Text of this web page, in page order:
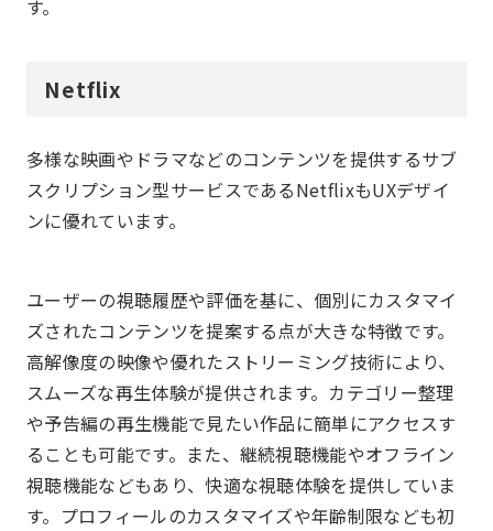
す。
Netflix
多様な映画やドラマなどのコンテンツを提供するサブ
スクリプション型サービスであるNetflixもUXデザイ
ンに優れています。
ユーザーの視聴履歴や評価を基に、個別にカスタマイ
ズされたコンテンツを提案する点が大きな特徴です。
高解像度の映像や優れたストリーミング技術により、
スムーズな再生体験が提供されます。カテゴリー整理
や予告編の再生機能で見たい作品に簡単にアクセスす
ることも可能です。また、継続視聴機能やオフライン
視聴機能などもあり、快適な視聴体験を提供していま
す。プロフィールのカスタマイズや年齢制限なども初